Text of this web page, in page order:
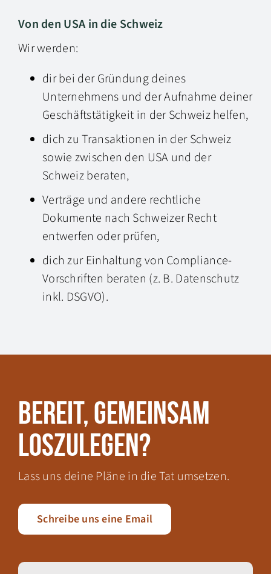
Von den USA in die Schweiz
Wir werden:
dir bei der Gründung deines
Unternehmens und der Aufnahme deiner
Geschäftstätigkeit in der Schweiz helfen,
dich zu Transaktionen in der Schweiz
sowie zwischen den USA und der
Schweiz beraten,
Verträge und andere rechtliche
Dokumente nach Schweizer Recht
entwerfen oder prüfen,
dich zur Einhaltung von Compliance-
Vorschriften beraten (z. B. Datenschutz
inkl. DSGVO).
Bereit, gemeinsam
loszulegen?
Lass uns deine Pläne in die Tat umsetzen.
Schreibe uns eine Email